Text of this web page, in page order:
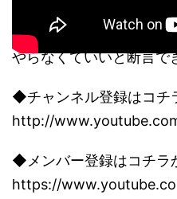
やらなくていいと断言で
◆チャンネル登録はコ
http://
◆メンバー登録はコチ
https://